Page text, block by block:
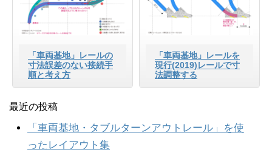
「車両基地」レールの
寸法誤差のない接続手
順と考え方
「車両基地」レールを
現行(2019)レールで寸
法調整する
最近の投稿
「車両基地・タブルターンアウトレール」を使
ったレイアウト集